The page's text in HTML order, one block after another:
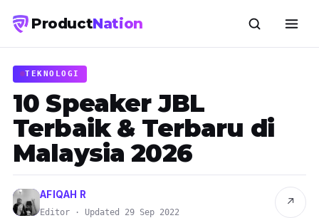
ProductNation
TEKNOLOGI
10 Speaker JBL
Terbaik & Terbaru di
Malaysia 2026
AFIQAH R
Editor · Updated 29 Sep 2022
↗